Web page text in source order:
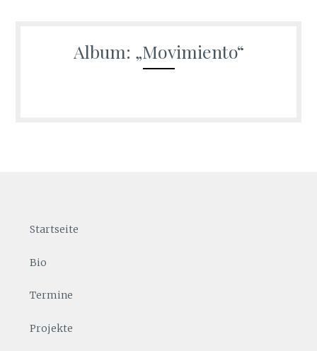
Album: „Movimiento“
Startseite
Bio
Termine
Projekte